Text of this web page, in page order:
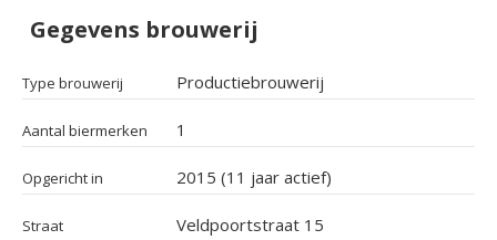
Gegevens brouwerij
Type brouwerij Productiebrouwerij
Aantal biermerken 1
Opgericht in 2015 (11 jaar actief)
Straat Veldpoortstraat 15